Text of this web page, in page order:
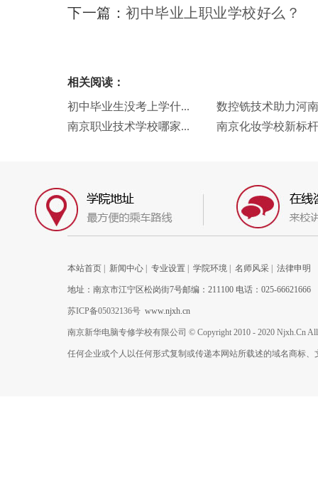
下一篇： 初中毕业上职业学校好么？
相关阅读：
初中毕业生没考上学什...
数控铣技术助力河
南京职业技术学校哪家...
南京化妆学校新标
本站首页 新闻中心 专业设置 学院环境 名师风采 法律申明
地址：南京市江宁区松岗街7号邮编：211100 电话：025-66621666
苏ICP备05032136号 www.njxh.cn
南京新华电脑专修学校有限公司 © Copyright 2010 - 2020 Njxh.Cn All
任何企业或个人以任何形式复制或传递本网站所载述的域名商标